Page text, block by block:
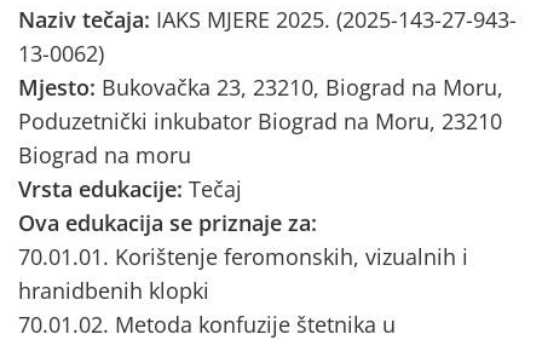
Naziv tečaja: IAKS MJERE 2025. (2025-143-27-943-
13-0062)
Mjesto: Bukovačka 23, 23210, Biograd na Moru,
Poduzetnički inkubator Biograd na Moru, 23210
Biograd na moru
Vrsta edukacije: Tečaj
Ova edukacija se priznaje za:
70.01.01. Korištenje feromonskih, vizualnih i
hranidbenih klopki
70.01.02. Metoda konfuzije štetnika u